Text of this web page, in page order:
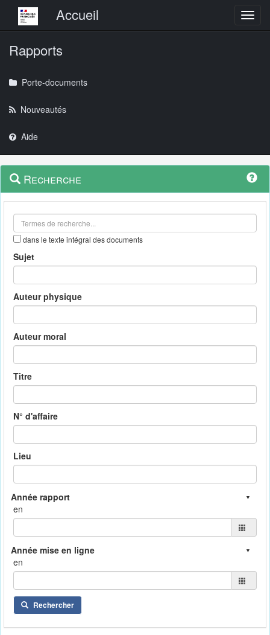
Menu principalAccueil
Rapports
Porte-documents
Nouveautés
Aide
Navigation
outils
Menu
contextuel
Recherche
dans le texte intégral des documents
Sujet
Auteur physique
Auteur moral
Titre
N° d'affaire
Lieu
en
en
Rechercher